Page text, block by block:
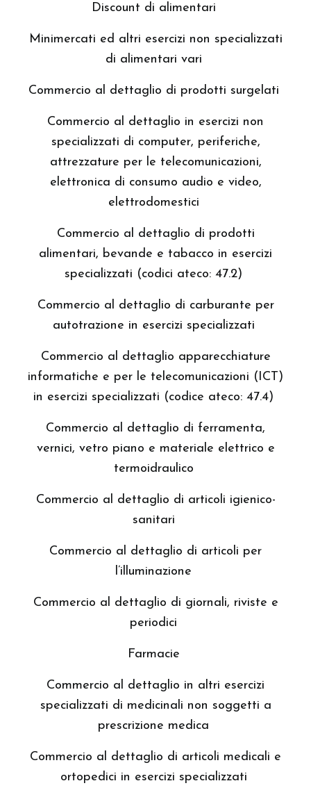
Discount di alimentari
Minimercati ed altri esercizi non specializzati
di alimentari vari
Commercio al dettaglio di prodotti surgelati
Commercio al dettaglio in esercizi non
specializzati di computer, periferiche,
attrezzature per le telecomunicazioni,
elettronica di consumo audio e video,
elettrodomestici
Commercio al dettaglio di prodotti
alimentari, bevande e tabacco in esercizi
specializzati (codici ateco: 47.2)
Commercio al dettaglio di carburante per
autotrazione in esercizi specializzati
Commercio al dettaglio apparecchiature
informatiche e per le telecomunicazioni (ICT)
in esercizi specializzati (codice ateco: 47.4)
Commercio al dettaglio di ferramenta,
vernici, vetro piano e materiale elettrico e
termoidraulico
Commercio al dettaglio di articoli igienico-
sanitari
Commercio al dettaglio di articoli per
l’illuminazione
Commercio al dettaglio di giornali, riviste e
periodici
Farmacie
Commercio al dettaglio in altri esercizi
specializzati di medicinali non soggetti a
prescrizione medica
Commercio al dettaglio di articoli medicali e
ortopedici in esercizi specializzati